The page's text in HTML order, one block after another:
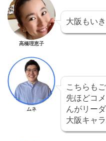
高橋理恵子
大阪もい
ムネ
こちらも
先ほどコ
んがリー
大阪キャ